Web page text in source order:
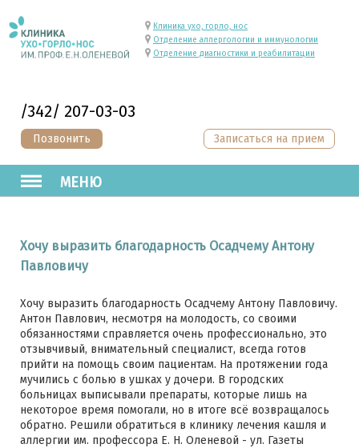
/342/ 207-03-03
Позвонить
Клиника ухо, горло, нос
Отделение аллергологии и иммунологии
Отделение диагностики и реабилитации
МЕНЮ
Записаться на прием
Хочу выразить благодарность Осадчему Антону
Павловичу
Хочу выразить благодарность Осадчему Антону Павловичу.
Антон Павлович, несмотря на молодость, со своими
обязанностями справляется очень профессионально, это
отзывчивый, внимательный специалист, всегда готов
прийти на помощь своим пациентам. На протяжении года
мучились с болью в ушках у дочери. В городских
больницах выписывали препараты, которые лишь на
некоторое время помогали, но в итоге всё возвращалось
обратно. Решили обратиться в клинику лечения кашля и
аллергии им. профессора Е. Н. Оленевой - ул. Газеты